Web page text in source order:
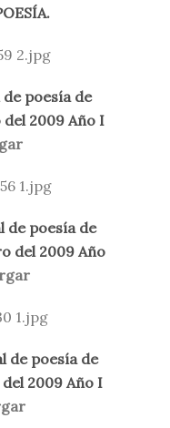
poesía de
2009 Año I
de poesía de
del 2009 Año
de poesía de
2009 Año I